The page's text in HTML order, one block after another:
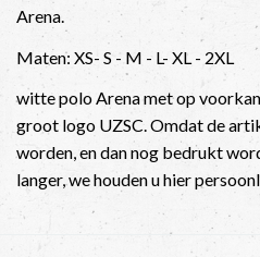
Arena.
Maten: XS- S - M - L- XL - 2XL
witte polo Arena met op
groot logo UZSC. Omdat de
worden, en dan nog bedrukt
langer, we houden u hier